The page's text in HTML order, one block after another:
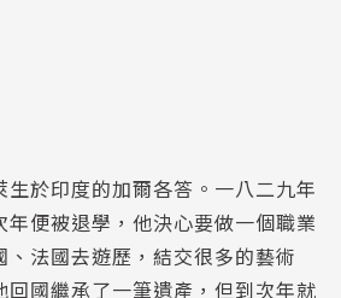
生於印度的加爾各答。一八二九年
年便被退學，他決心要做一個職業
法國去遊歷，結交很多的藝術
回國繼承了一筆遺產，但到次年就